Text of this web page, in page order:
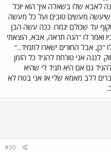
לאבא שלו בשאלה איך הוא יוכל
מעשים טובים ועל כל מעשה
עד שכולם יגמרו. ככה עשה הבן
ואמר לו "הנה תראה, אבא, הוצאתי
אבל החורים ישארו לתמיד..."
לנגה אני טורחת להגיד כל הזמן
גם אם היא תגיד לי שהיא
ללב מאמא שלי אז אני בטח לא
#30